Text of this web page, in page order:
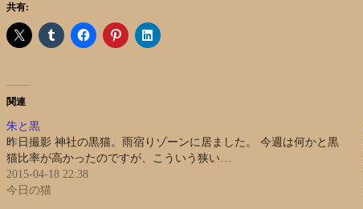
共有:
関連
朱と黒
昨日撮影 神社の黒猫。雨宿りゾーンに居ました。 今週は何かと黒
猫比率が高かったのですが、こういう狭い…
2015-04-18 22:38
今日の猫